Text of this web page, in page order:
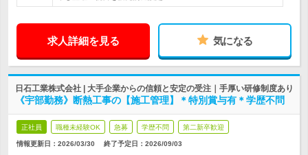
求人詳細を見る 気になる
日石工業株式会社 | 大手企業からの信頼と安定の受注｜手厚い研修制度あり
《宇部勤務》断熱工事の【施工管理】＊特別賞与有＊学歴不問
正社員 職種未経験OK 急募 学歴不問 第二新卒歓迎
情報更新日：2026/03/30 終了予定日： 2026/09/03